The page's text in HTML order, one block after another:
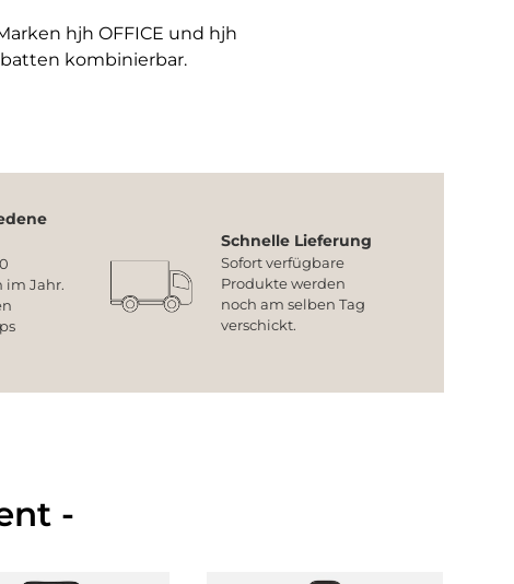
hjh OFFICE und hjh
kombinierbar.
im Jahr.
Schnelle Lieferung
Sofort verfügbare
Produkte werden
noch am selben Tag
verschickt.
-